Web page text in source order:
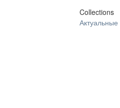
Collections